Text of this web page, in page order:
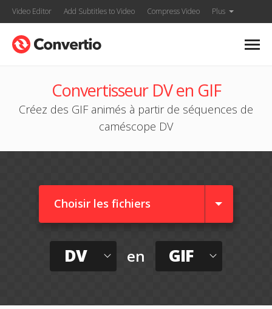
Video Editor Add Subtitles to Video Compress Video Plus
Convertisseur DV en GIF
Créez des GIF animés à partir de séquences de
caméscope DV
Choisir les fichiers
DV en GIF